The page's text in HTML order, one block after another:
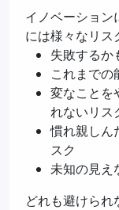
イノベーション
には様々なリス
失敗するか
これまでの
変なことを
れないリス
慣れ親しん
スク
未知の見え
どれも避けら